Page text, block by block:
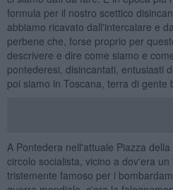
formula per il nostro scettico
abbiamo ricavato dall'intercalare e
perbene che, forse proprio per
descrivere e dire come siamo e
pontederesi, disincantati, entusiasti
poi siamo in Toscana, terra di gente
A Pontedera nell'attuale Piazza
circolo socialista, vicino a dov'era un
tristemente famoso per i